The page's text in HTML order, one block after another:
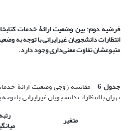
فرضیه دوم: بین وضعیت ارائۀ خدمات
انتظارات دانشجویان غیرایرانی با توجه به
متبوعشان تفاوت معنی‌داری وجود دارد.
جدول 6 مقایسه زوجی وضعیت ارائۀ
تهران با انتظارات دانشجویان غیرایرانی با
متغیر
رتبه